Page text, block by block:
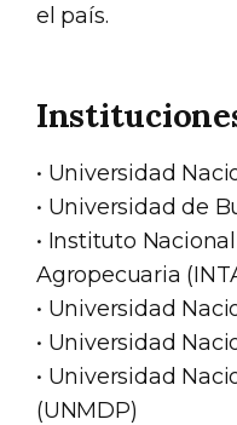
el país.
• Universidad
• Universidad de
• Instituto
Agropecuaria
• Universidad
• Universidad
• Universidad
(UNMDP)